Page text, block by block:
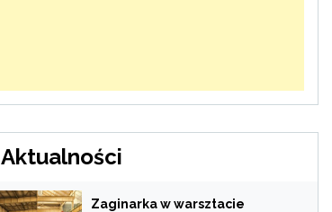
Aktualności
Zaginarka w warsztacie